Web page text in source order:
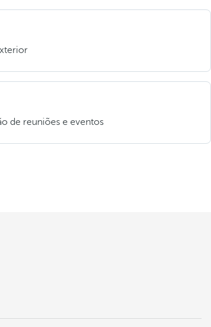
de reuniões e eventos